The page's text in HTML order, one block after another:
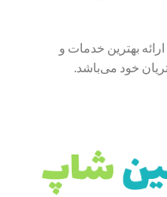
بهترین خدمات و
خود می‌باشد.